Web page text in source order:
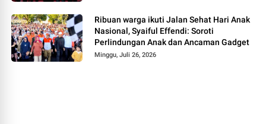
Ribuan warga ikuti Jalan Sehat Hari Anak
Nasional, Syaiful Effendi: Soroti
Perlindungan Anak dan Ancaman Gadget
Minggu, Juli 26, 2026